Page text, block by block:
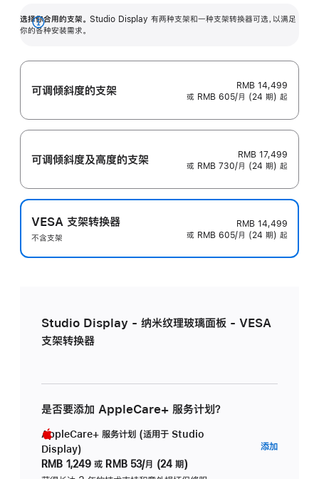
选择你合用的支架。 Studio Display 有两种支架和一种支架转换器可选，以满足
你的各种安装需求。
展
可调倾斜度的支架
RMB 14,499
或 RMB 605/月 (24 期) 起
可调倾斜度及高‍度的支‍架
RMB 17,499
或 RMB 730/月 (24 期) 起
VESA 支架转换器
不含支架
RMB 14,499
或 RMB 605/月 (24 期) 起
Studio Display - 纳米纹理玻璃面板 - VESA
支架转换器
是否要添加 AppleCare+ 服务计划？
AppleCare+ 服务计划 (适用于 Studio
Display)
RMB 1,249 或 RMB 53/月 (24 期)
添加